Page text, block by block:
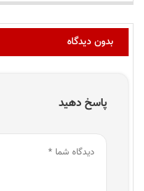
بدون دیدگاه
پاسخ دهید